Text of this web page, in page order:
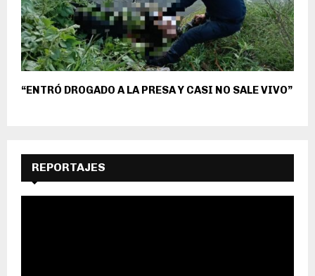
“ENTRÓ DROGADO A LA PRESA Y CASI NO SALE VIVO”
REPORTAJES